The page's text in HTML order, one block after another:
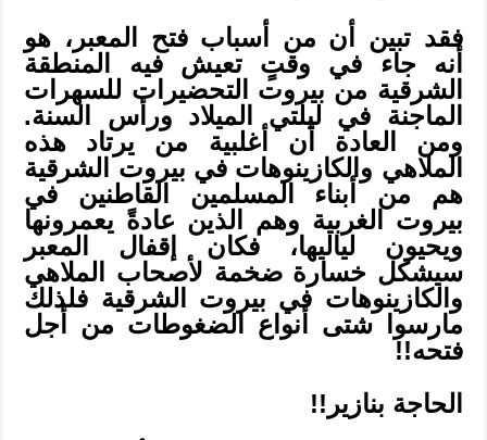
فقد تبين أن من أسباب فتح المعبر، هو
أنه جاء في وقتٍ تعيش فيه المنطقة
الشرقية من بيروت التحضيرات للسهرات
الماجنة في ليلتي الميلاد ورأس السنة.
ومن العادة أن أغلبية من يرتاد هذه
الملاهي والكازينوهات في بيروت الشرقية
هم من أبناء المسلمين القاطنين في
بيروت الغربية وهم الذين عادةً يعمرونها
ويحيون لياليها، فكان إقفال المعبر
سيشكل خسارة ضخمة لأصحاب الملاهي
والكازينوهات في بيروت الشرقية فلذلك
مارسوا شتى أنواع الضغوطات من أجل
فتحه!!
الحاجة بنازير!!